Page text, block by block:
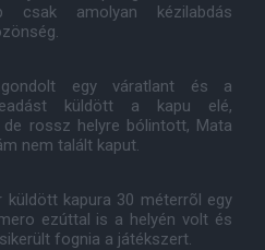
csak amolyan kézilabdás
egy váratlant és a
küldött a kapu elé,
de rossz helyre bólintott, Mata
nem talált kaput.
küldött kapura 30 méterrõl egy
ezúttal is a helyén volt és
fognia a játékszert.